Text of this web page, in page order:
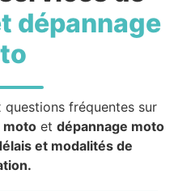
dépannage
questions fréquentes sur
moto et dépannage moto
et modalités de